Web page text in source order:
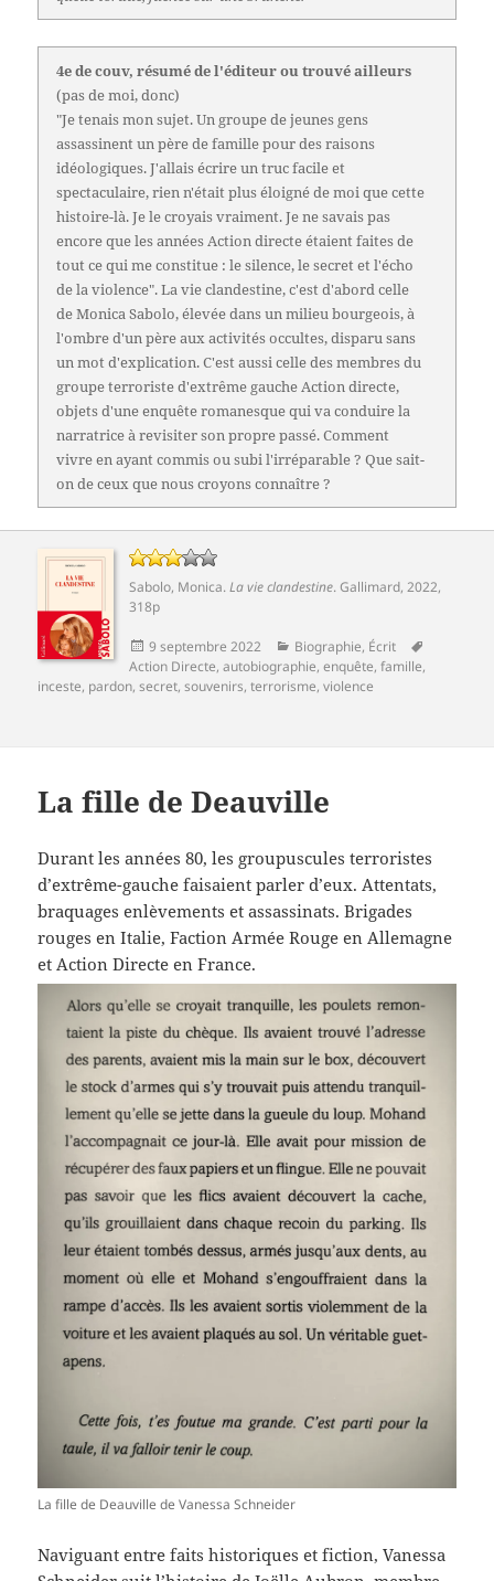
4e de couv, résumé de l'éditeur ou trouvé ailleurs
(pas de moi, donc)
"Je tenais mon sujet. Un groupe de jeunes gens
assassinent un père de famille pour des raisons
idéologiques. J'allais écrire un truc facile et
spectaculaire, rien n'était plus éloigné de moi que cette
histoire-là. Je le croyais vraiment. Je ne savais pas
encore que les années Action directe étaient faites de
tout ce qui me constitue : le silence, le secret et l'écho
de la violence". La vie clandestine, c'est d'abord celle
de Monica Sabolo, élevée dans un milieu bourgeois, à
l'ombre d'un père aux activités occultes, disparu sans
un mot d'explication. C'est aussi celle des membres du
groupe terroriste d'extrême gauche Action directe,
objets d'une enquête romanesque qui va conduire la
narratrice à revisiter son propre passé. Comment
vivre en ayant commis ou subi l'irréparable ? Que sait-
on de ceux que nous croyons connaître ?
Sabolo, Monica.La vie clandestine.Gallimard, 2022,
318p
Publié
le
9 septembre 2022 Catégories
Biographie, Écrit
Action Directe, autobiographie, enquête, famille,
inceste, pardon,secret,souvenirs,terrorisme,violence
La fille de Deauville
Durant les années 80, les groupuscules terroristes
d’extrême-gauche faisaient parler d’eux. Attentats,
braquages enlèvements et assassinats. Brigades
rouges en Italie, Faction Armée Rouge en Allemagne
et Action Directe en France.
La fille de Deauville de Vanessa Schneider
Naviguant entre faits historiques et fiction, Vanessa